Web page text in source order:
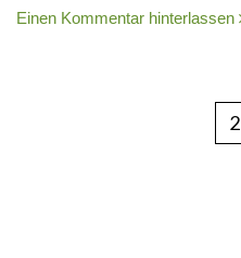
Einen Kommentar hinterlassen
2